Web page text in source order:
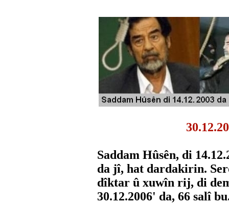
Saddam Hûsên, di
da jî, hat dardakirin.
dîktar û xuwîn rij, di
30.12.2006' da, 66 salî